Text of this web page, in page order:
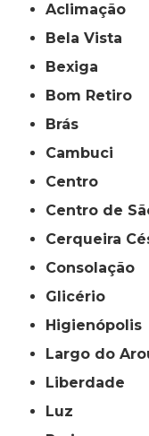
Aclimação
Bela Vista
Bexiga
Bom Retiro
Brás
Cambuci
Centro
Centro de
Cerqueira
Consolação
Glicério
Higienópolis
Largo do
Liberdade
Luz